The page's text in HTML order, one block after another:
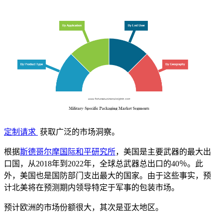
定制请求 获取广泛的市场洞察。
根据斯德哥尔摩国际和平研究所，美国是主要武器的最大出
口国，从2018年到2022年，全球总武器总出口的40％。此
外，美国也是国防部门支出最大的国家。由于这些事实，预
计北美将在预测期内领导特定于军事的包装市场。
预计欧洲的市场份额很大，其次是亚太地区。